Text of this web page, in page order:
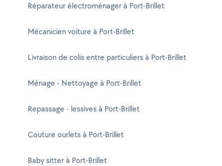
Réparateur électroménager à Port-Brillet
Mécanicien voiture à Port-Brillet
Livraison de colis entre particuliers à Port-Brillet
Ménage - Nettoyage à Port-Brillet
Repassage - lessives à Port-Brillet
Couture ourlets à Port-Brillet
Baby sitter à Port-Brillet